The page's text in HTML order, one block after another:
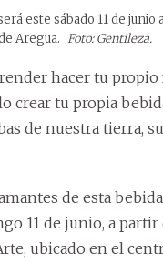
este sábado 11 de junio
Aregua. Foto: Gentileza.
hacer tu
crear tu propia
de nuestra tierra,
de esta
11 de junio, a partir
ubicado en el